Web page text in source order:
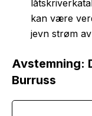
kan være
jevn strøm
Avstemning:
Burruss